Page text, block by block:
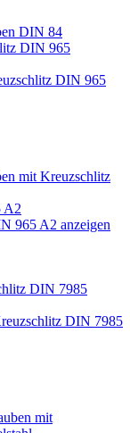
DIN 84
DIN 965
DIN 965
mit Kreuzschlitz
A2
965 A2 anzeigen
DIN 7985
DIN 7985
mit